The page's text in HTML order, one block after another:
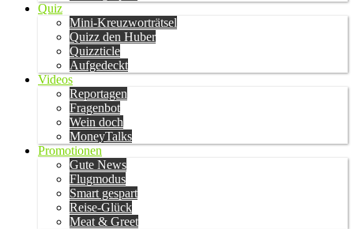
Quiz
Mini-Kreuzworträtsel
Quizz den Huber
Quizzticle
Aufgedeckt
Videos
Reportagen
Fragenbot
Wein doch
MoneyTalks
Promotionen
Gute News
Flugmodus
Smart gespart
Reise-Glück
Meat & Greet